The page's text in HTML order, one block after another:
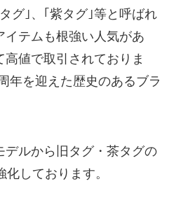
グ｣、｢紫タグ｣等と呼ばれ
イテムも根強い人気があ
高値で取引されておりま
年を迎えた歴史のあるブラ
デルから旧タグ・茶タグの
しております。